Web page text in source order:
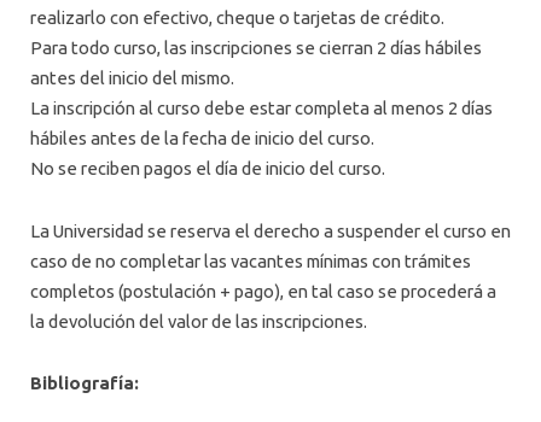
realizarlo con efectivo, cheque o tarjetas de crédito.
Para todo curso, las inscripciones se cierran 2 días hábiles
antes del inicio del mismo.
La inscripción al curso debe estar completa al menos 2 días
hábiles antes de la fecha de inicio del curso.
No se reciben pagos el día de inicio del curso.
La Universidad se reserva el derecho a suspender el curso en
caso de no completar las vacantes mínimas con trámites
completos (postulación + pago), en tal caso se procederá a
la devolución del valor de las inscripciones.
Bibliografía: